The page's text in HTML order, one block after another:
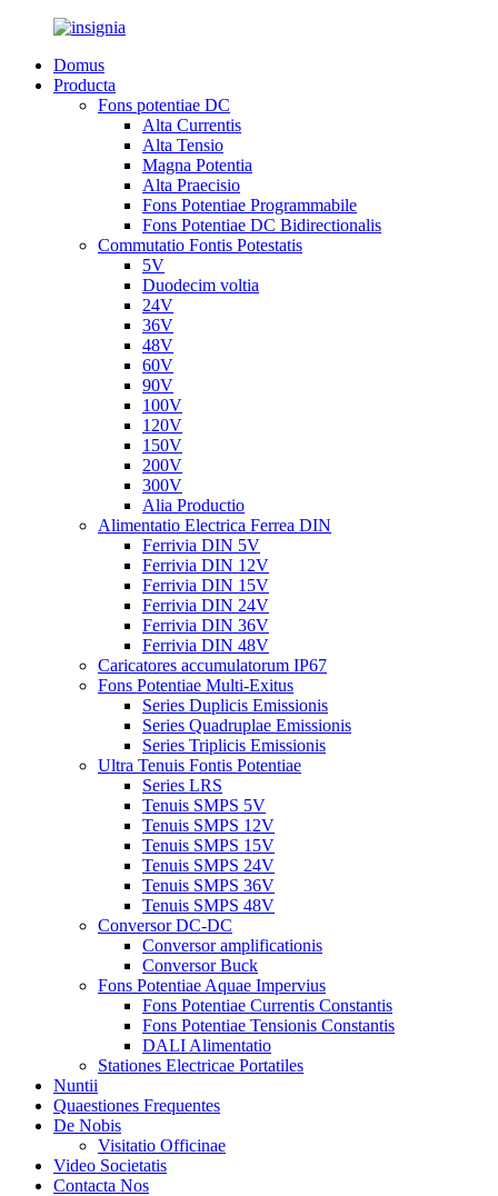
Domus
Producta
Fons potentiae DC
Alta Currentis
Alta Tensio
Magna Potentia
Alta Praecisio
Fons Potentiae Programmabile
Fons Potentiae DC Bidirectionalis
Commutatio Fontis Potestatis
5V
Duodecim voltia
24V
36V
48V
60V
90V
100V
120V
150V
200V
300V
Alia Productio
Alimentatio Electrica Ferrea DIN
Ferrivia DIN 5V
Ferrivia DIN 12V
Ferrivia DIN 15V
Ferrivia DIN 24V
Ferrivia DIN 36V
Ferrivia DIN 48V
Caricatores accumulatorum IP67
Fons Potentiae Multi-Exitus
Series Duplicis Emissionis
Series Quadruplae Emissionis
Series Triplicis Emissionis
Ultra Tenuis Fontis Potentiae
Series LRS
Tenuis SMPS 5V
Tenuis SMPS 12V
Tenuis SMPS 15V
Tenuis SMPS 24V
Tenuis SMPS 36V
Tenuis SMPS 48V
Conversor DC-DC
Conversor amplificationis
Conversor Buck
Fons Potentiae Aquae Impervius
Fons Potentiae Currentis Constantis
Fons Potentiae Tensionis Constantis
DALI Alimentatio
Stationes Electricae Portatiles
Nuntii
Quaestiones Frequentes
De Nobis
Visitatio Officinae
Video Societatis
Contacta Nos